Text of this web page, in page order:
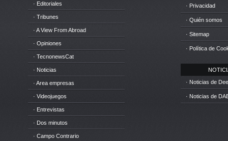
· Editoriales
· Tribunes
· A View From Abroad
· Opiniones
· TecnonewsCat
· Noticias
· Area empresas
· Videojuegos
· Entrevistas
· Dos minutos
· Campo Contrario
· Privacidad
· Quién somos
· Sitemap
· Política de
· Noticias de
· Noticias de